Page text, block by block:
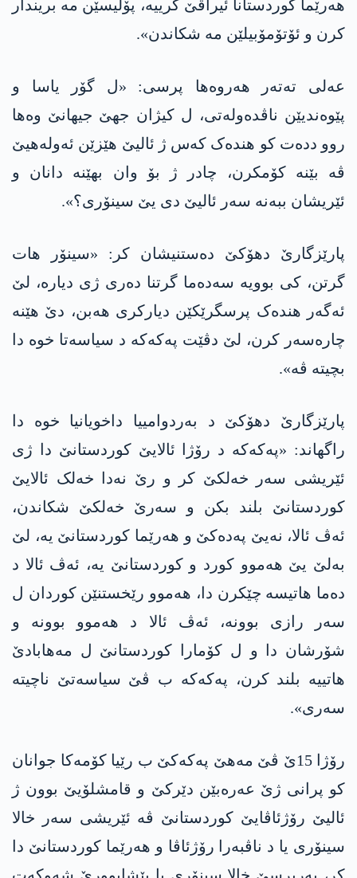
ھەرێما کوردستانا ئیراقێ کرییە، پۆلیسێن مە بریندار
کرن و ئۆتۆمۆبیلێن مە شکاندن».
عەلی تەتەر ھەروەھا پرسی: «ل گۆر یاسا و
پێوەندیێن ناڤدەولەتی، ل کیژان جھێ جیھانێ وەھا
روو ددەت کو ھندەک کەس ژ ئالیێ ھێزێن ئەولەھیێ
ڤە بێنە کۆمکرن، چادر ژ بۆ وان بهێنە دانان و
ئێریشان ببەنە سەر ئالیێ دی یێ سینۆری؟».
پارێزگارێ دھۆکێ دەستنیشان کر: «سینۆر ھات
گرتن، کی بوویە سەدەما گرتنا دەری ژی دیارە، لێ
ئەگەر ھندەک پرسگرێکێن دیارکری ھەبن، دێ هێنە
چارەسەر کرن، لێ دڤێت پەکەکە د سیاسەتا خوە دا
بچیتە ڤە».
پارێزگارێ دھۆکێ د بەردوامییا داخویانیا خوە دا
راگهاند: «پەکەکە د رۆژا ئالایێ کوردستانێ دا ژی
ئێریشی سەر خەلکێ کر و رێ نەدا خەلک ئالایێ
کوردستانێ بلند بکن و سەرێ خەلکێ شکاندن،
ئەڤ ئالا، نەیێ پەدەکێ و ھەرێما کوردستانێ یە، لێ
بەلێ یێ ھەموو کورد و کوردستانێ یە، ئەڤ ئالا د
دەما ھاتیسە چێکرن دا، ھەموو رێخستنێن کوردان ل
سەر رازی بوونە، ئەڤ ئالا د ھەموو بوونە و
شۆرشان دا و ل کۆمارا کوردستانێ ل مەھابادێ
ھاتییە بلند کرن، پەکەکە ب ڤێ سیاسەتێ ناچیتە
سەری».
رۆژا 15ێ ڤێ مەھێ په‌كه‌كێ ب رێیا کۆمەکا جوانان
كو پرانی ژێ عه‌ره‌بێن دێركێ و قامشلۆیێ بوون ژ
ئالیێ رۆژئاڤایێ کوردستانێ ڤە ئێریشی سەر خالا
سینۆری یا د ناڤبەرا رۆژئاڤا و ھەرێما کوردستانێ دا